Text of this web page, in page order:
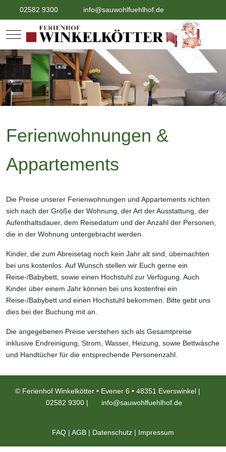
02582 9300 info@sauwohlfuehlhof.de
Mobile Menu Toggle
Ferienwohnungen &
Appartements
Die Preise unserer Ferienwohnungen und Appartements richten
sich nach der Größe der Wohnung, der Art der Ausstattung, der
Aufenthaltsdauer, dem Reisedatum und der Anzahl der Personen,
die in der Wohnung untergebracht werden.
Kinder, die zum Abreisetag noch kein Jahr alt sind, übernachten
bei uns kostenlos. Auf Wunsch stellen wir Euch gerne ein
Reise-/Babybett, sowie einen Hochstuhl zur Verfügung. Auch
Kinder über einem Jahr können bei uns kostenfrei ein
Reise-/Babybett und einen Hochstuhl bekommen. Bitte gebt uns
dies bei der Buchung mit an.
Die angegebenen Preise verstehen sich als Gesamtpreise
inklusive Endreinigung, Strom, Wasser, Heizung, sowie Bettwäsche
und Handtücher für die entsprechende Personenzahl.
© Ferienhof Winkelkötter • Evener 6 • 48351 Everswinkel |
02582 9300 | info@sauwohlfuehlhof.de
FAQ | AGB | Datenschutz | Impressum